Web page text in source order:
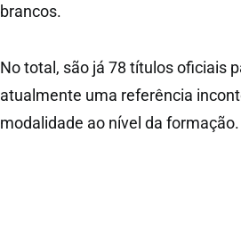
brancos.
No total, são já 78 títulos oficiais
atualmente uma referência
modalidade ao nível da formação.